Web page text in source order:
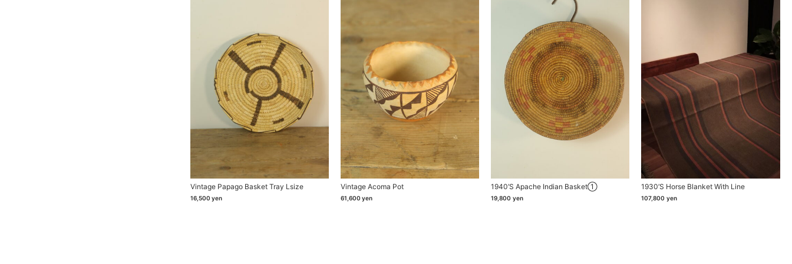
Vintage Papago Basket Tray Lsize
16,500 yen
Vintage Acoma Pot
61,600 yen
1940’s Apache Indian Basket①
19,800 yen
1930’s Horse Blanket With Line
107,800 yen